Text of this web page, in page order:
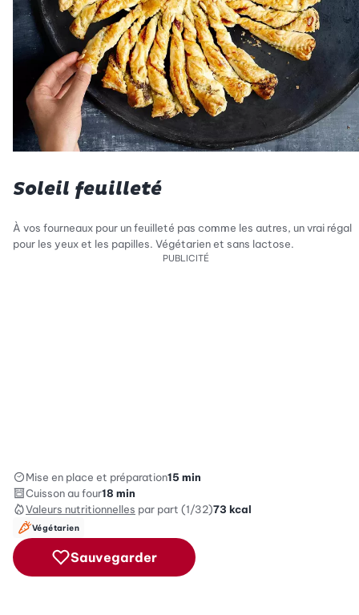
Soleil feuilleté
À vos fourneaux pour un feuilleté pas comme les autres, un vrai régal
pour les yeux et les papilles. Végétarien et sans lactose.
PUBLICITÉ
Mise en place et préparation15 min
Cuisson au four18 min
Valeurs nutritionnelles par part (1/32)73 kcal
Végétarien
Sauvegarder